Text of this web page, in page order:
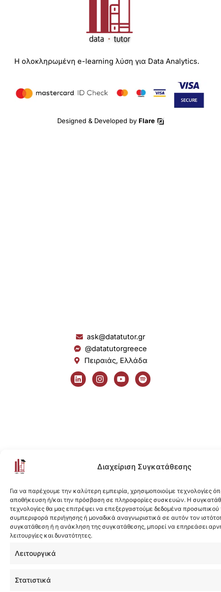
Διαχείριση Συγκατάθεσης
Για να παρέχουμε την καλύτερη εμπειρία, χρησιμοποιούμε τεχνολογίες
αποθήκευση ή/και την πρόσβαση σε πληροφορίες συσκευών. Η
τεχνολογίες θα μας επιτρέψει να επεξεργαστούμε δεδομένα
συμπεριφορά περιήγησης ή μοναδικά αναγνωριστικά σε αυτόν τον
συγκατάθεση ή η ανάκληση της συγκατάθεσης, μπορεί να επηρεάσει
λειτουργίες και δυνατότητες.
Λειτουργικά
Στατιστικά
Η ολοκληρωμένη e-learning λύση για Data Analytics.
Designed & Developed by Flare
ask@datatutor.gr
@datatutorgreece
Πειραιάς, Ελλάδα
L
i
n
I
n
s
Y
o
u
S
p
o